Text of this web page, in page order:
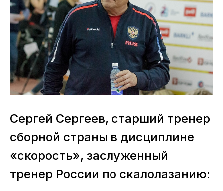
Сергей Сергеев, старший тренер
сборной страны в дисциплине
«скорость», заслуженный
тренер России по скалолазанию: